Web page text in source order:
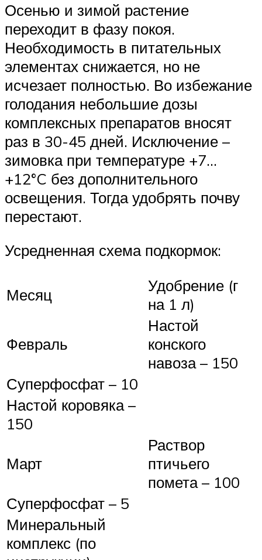
Осенью и зимой растение
переходит в фазу покоя.
Необходимость в питательных
элементах снижается, но не
исчезает полностью. Во избежание
голодания небольшие дозы
комплексных препаратов вносят
раз в 30-45 дней. Исключение –
зимовка при температуре +7…
+12°C без дополнительного
освещения. Тогда удобрять почву
перестают.
Усредненная схема подкормок:
Месяц
Удобрение (г
на 1 л)
Февраль
Настой
конского
навоза – 150
Суперфосфат – 10
Настой коровяка –
150
Март
Раствор
птичьего
помета – 100
Суперфосфат – 5
Минеральный
комплекс (по